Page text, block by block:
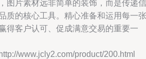
图片素材远非简单的装饰，而是传递信
质的核心工具。精心准备和运用每一张
得客户认可、促成满意交易的重要一
www.jcly2.com/product/200.html